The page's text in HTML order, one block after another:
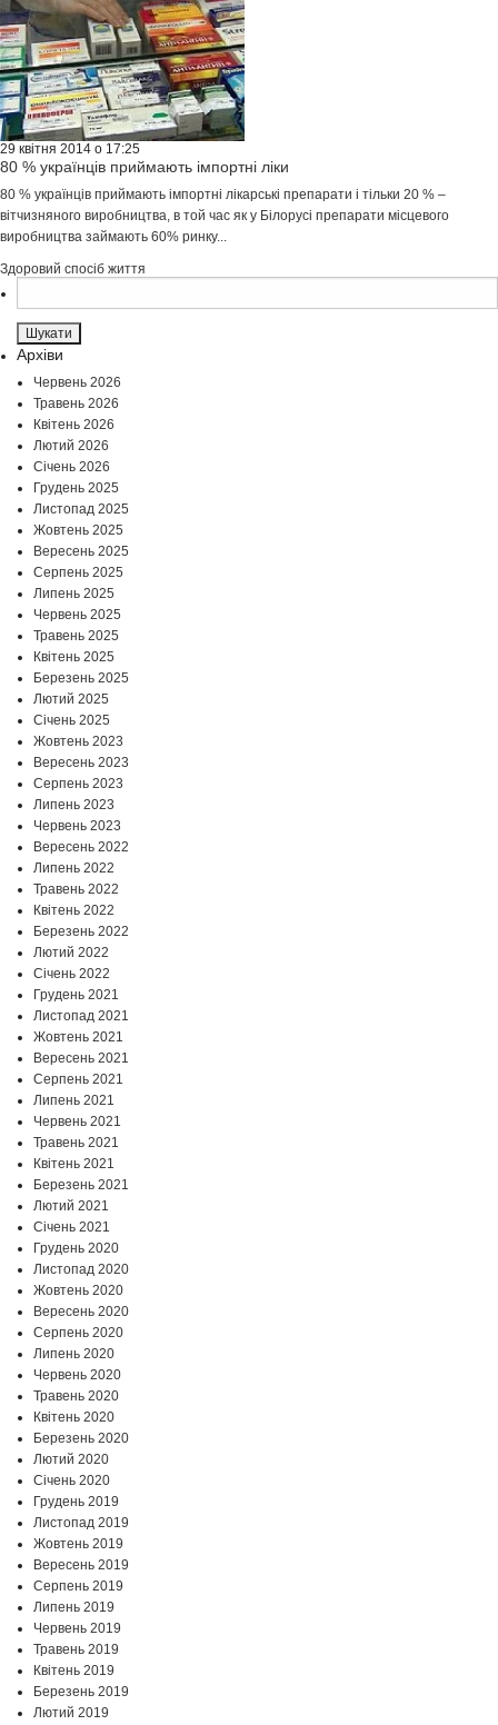
29 квітня 2014 о 17:25
80 % українців приймають імпортні ліки
80 % українців приймають імпортні лікарські препарати і тільки 20 % –
вітчизняного виробництва, в той час як у Білорусі препарати місцевого
виробництва займають 60% ринку...
Здоровий спосіб життя
Архіви
Червень 2026
Травень 2026
Квітень 2026
Лютий 2026
Січень 2026
Грудень 2025
Листопад 2025
Жовтень 2025
Вересень 2025
Серпень 2025
Липень 2025
Червень 2025
Травень 2025
Квітень 2025
Березень 2025
Лютий 2025
Січень 2025
Жовтень 2023
Вересень 2023
Серпень 2023
Липень 2023
Червень 2023
Вересень 2022
Липень 2022
Травень 2022
Квітень 2022
Березень 2022
Лютий 2022
Січень 2022
Грудень 2021
Листопад 2021
Жовтень 2021
Вересень 2021
Серпень 2021
Липень 2021
Червень 2021
Травень 2021
Квітень 2021
Березень 2021
Лютий 2021
Січень 2021
Грудень 2020
Листопад 2020
Жовтень 2020
Вересень 2020
Серпень 2020
Липень 2020
Червень 2020
Травень 2020
Квітень 2020
Березень 2020
Лютий 2020
Січень 2020
Грудень 2019
Листопад 2019
Жовтень 2019
Вересень 2019
Серпень 2019
Липень 2019
Червень 2019
Травень 2019
Квітень 2019
Березень 2019
Лютий 2019